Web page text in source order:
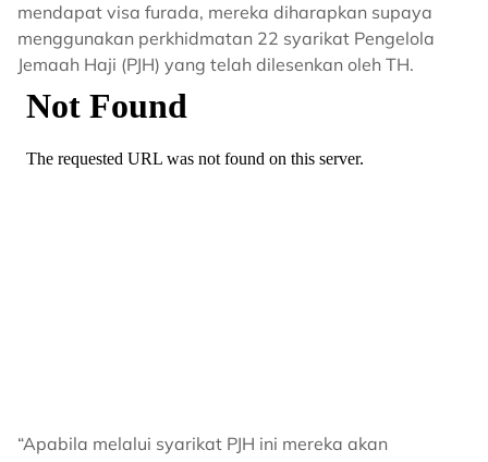
mendapat visa furada, mereka diharapkan supaya
menggunakan perkhidmatan 22 syarikat Pengelola
Jemaah Haji (PJH) yang telah dilesenkan oleh TH.
“Apabila melalui syarikat PJH ini mereka akan